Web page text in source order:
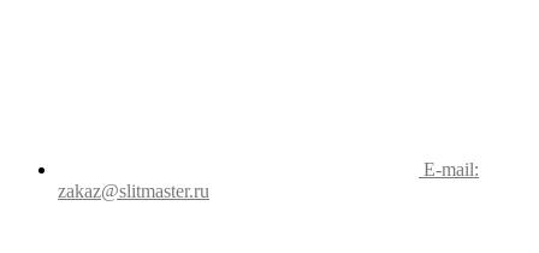
E-mail:
zakaz@slitmaster.ru